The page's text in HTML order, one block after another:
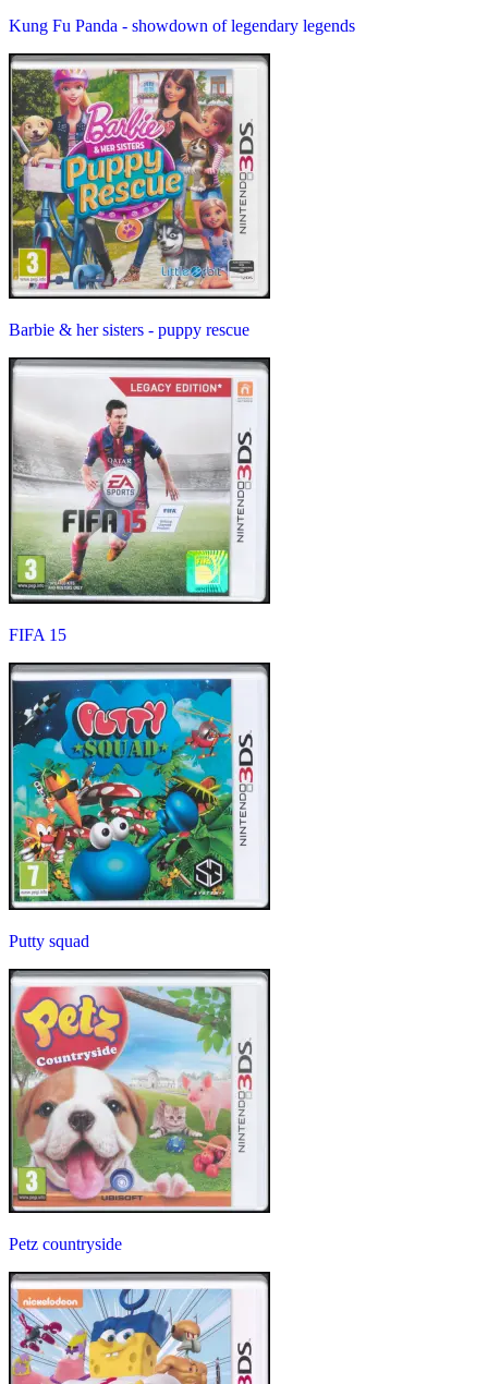
Kung Fu Panda - showdown of legendary legends
Barbie & her sisters - puppy rescue
FIFA 15
Putty squad
Petz countryside